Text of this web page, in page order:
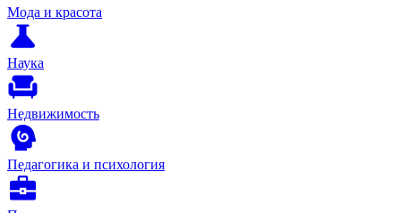
Мода и красота
Наука
Недвижимость
Педагогика и психология